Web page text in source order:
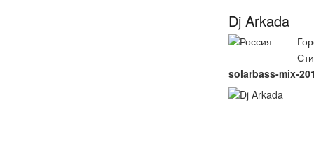
Dj Arkada
solarbass-mix-